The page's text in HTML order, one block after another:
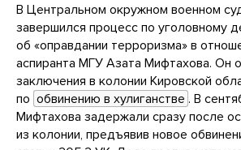
В Центральном окружном военном
завершился процесс по уголовному
об «оправдании терроризма» в
аспиранта МГУ Азата Мифтахова. Он
заключения в колонии Кировской
по обвинению в хулиганстве . В
Мифтахова задержали сразу после
из колонии, предъявив новое